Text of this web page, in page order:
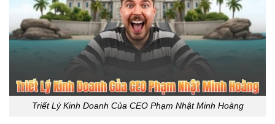
Triết Lý Kinh Doanh Của CEO Phạm Nhật Minh Hoàng